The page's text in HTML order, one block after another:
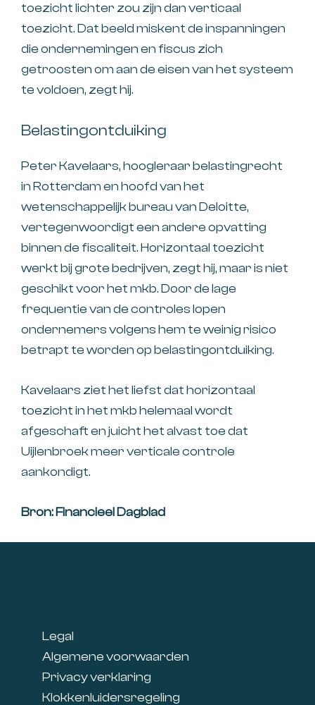
toezicht lichter zou zijn dan verticaal
toezicht. Dat beeld miskent de inspanningen
die ondernemingen en fiscus zich
getroosten om aan de eisen van het systeem
te voldoen, zegt hij.
Belastingontduiking
Peter Kavelaars, hoogleraar belastingrecht
in Rotterdam en hoofd van het
wetenschappelijk bureau van Deloitte,
vertegenwoordigt een andere opvatting
binnen de fiscaliteit. Horizontaal toezicht
werkt bij grote bedrijven, zegt hij, maar is niet
geschikt voor het mkb. Door de lage
frequentie van de controles lopen
ondernemers volgens hem te weinig risico
betrapt te worden op belastingontduiking.
Kavelaars ziet het liefst dat horizontaal
toezicht in het mkb helemaal wordt
afgeschaft en juicht het alvast toe dat
Uijlenbroek meer verticale controle
aankondigt.
Bron: Financieel Dagblad
Legal
Algemene voorwaarden
Privacy verklaring
Klokkenluidersregeling